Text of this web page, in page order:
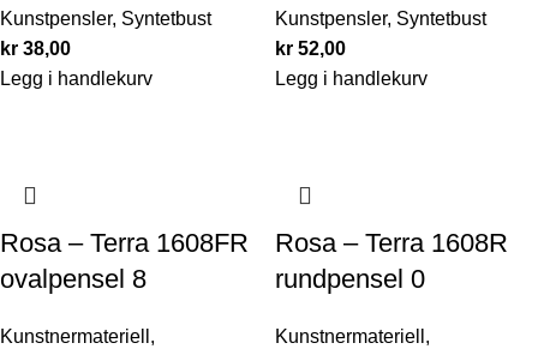
Kunstpensler, Syntetbust
kr 38,00
Legg i handlekurv
Kunstpensler, Syntetbust
kr 52,00
Legg i handlekurv
Rosa – Terra 1608FR
ovalpensel 8
Kunstnermateriell ,
Rosa – Terra 1608R
rundpensel 0
Kunstnermateriell ,